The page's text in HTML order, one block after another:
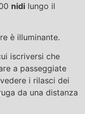
nidi lungo il
è illuminante.
iscriversi che
a passeggiate
i rilasci dei
da una distanza